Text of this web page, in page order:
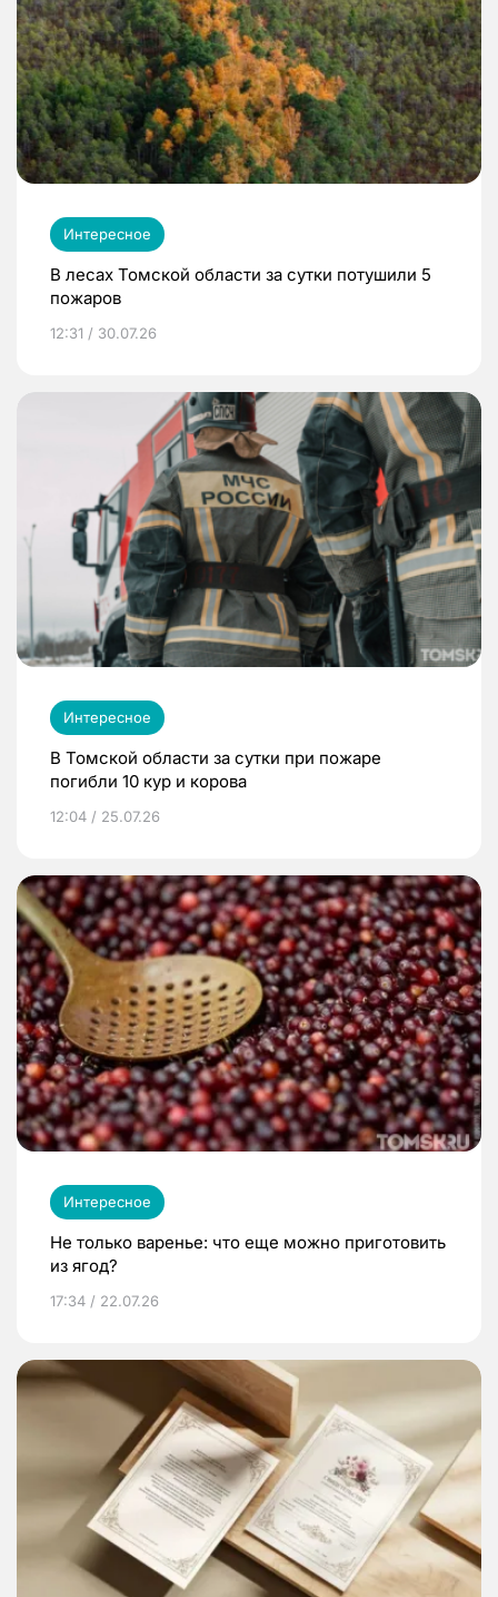
Интересное
В лесах Томской области за сутки потушили 5
пожаров
12:31 / 30.07.26
Интересное
В Томской области за сутки при пожаре
погибли 10 кур и корова
12:04 / 25.07.26
Интересное
Не только варенье: что еще можно приготовить
из ягод?
17:34 / 22.07.26